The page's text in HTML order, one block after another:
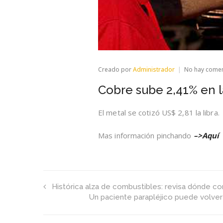
Creado porAdministrador No hay
Cobre sube 2,41%
El metal se cotizó US$ 2,81 la libra.
Mas información pinchando –>Aquí
Histórica alza de combustibles: revisa dónde
Un paciente parapléjico puede